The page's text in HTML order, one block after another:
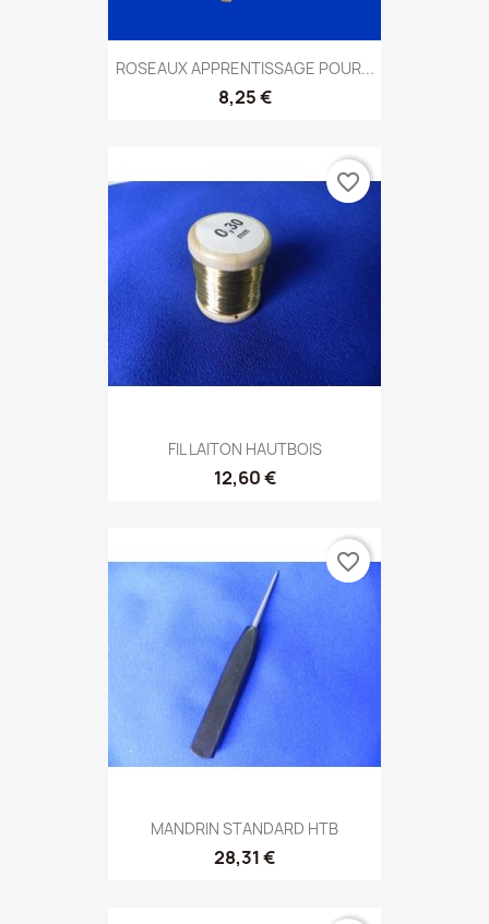
ROSEAUX APPRENTISSAGE POUR...
8,25 €
FIL LAITON HAUTBOIS
12,60 €
favorite_border
MANDRIN STANDARD HTB
28,31 €
favorite_border